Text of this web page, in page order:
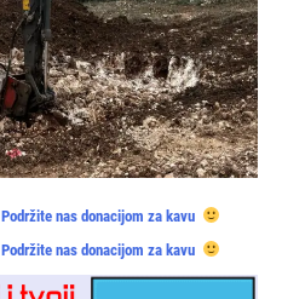
Podržite nas donacijom za kavu
Podržite nas donacijom za kavu